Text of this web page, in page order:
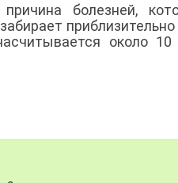
болезней,
около